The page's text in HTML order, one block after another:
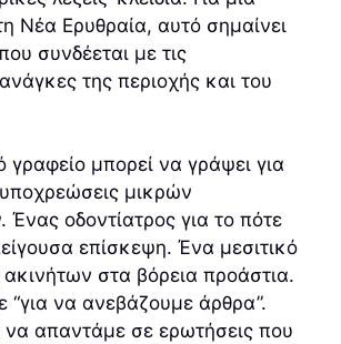
Νέα Ερυθραία, αυτό σημαίνει
συνδέεται με τις
της περιοχής και του
γραφείο μπορεί να γράψει για
μικρών
Ένας οδοντίατρος για το πότε
επίσκεψη. Ένα μεσιτικό
ακινήτων στα βόρεια προάστια.
να ανεβάζουμε άρθρα”.
να απαντάμε σε ερωτήσεις που